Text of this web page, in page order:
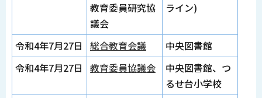
教育委員研究協
議会
ライン)
令和4年7月27日 総合教育会議
中央図書館
令和4年7月27日
教育委員協議会
中央図書館、つ
るせ台小学校